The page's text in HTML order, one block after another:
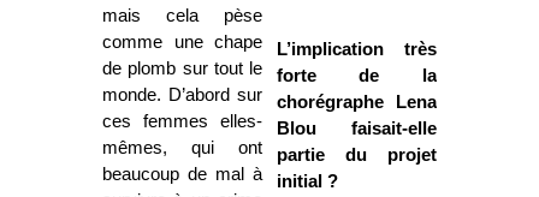
mais cela pèse
comme une chape
de plomb sur tout le
monde. D’abord sur
ces femmes elles-
mêmes, qui ont
beaucoup de mal à
L’implication très
forte de la
chorégraphe Lena
Blou faisait-elle
partie du projet
initial ?